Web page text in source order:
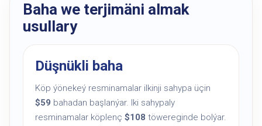
Baha we terjimäni almak
usullary
Düşnükli baha
Köp ýönekeý resminamalar ilkinji sahypa üçin
$59 bahadan başlanýar. Iki sahypaly
resminamalar köplenç $108 töwereginde bolýar.